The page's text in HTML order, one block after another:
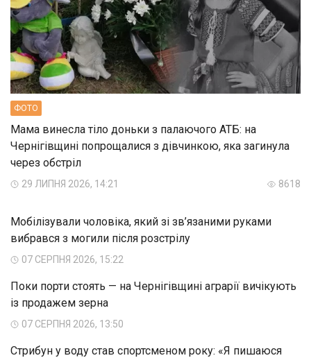
ФОТО
Мама винесла тіло доньки з палаючого АТБ: на
Чернігівщині попрощалися з дівчинкою, яка загинула
через обстріл
29 ЛИПНЯ 2026, 14:21 8618
Мобілізували чоловіка, який зі зв’язаними руками
вибрався з могили після розстрілу
07 СЕРПНЯ 2026, 15:22
Поки порти стоять — на Чернігівщині аграрії вичікують
із продажем зерна
07 СЕРПНЯ 2026, 13:50
Стрибун у воду став спортсменом року: «Я пишаюся